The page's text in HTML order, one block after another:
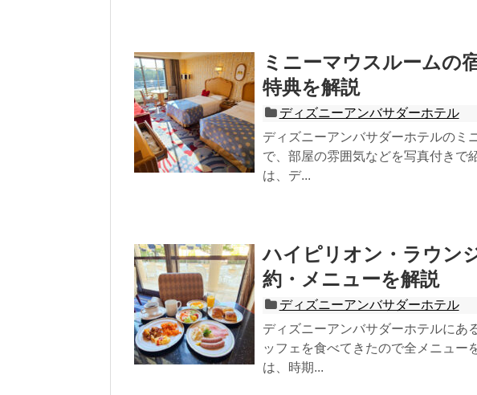
ミニーマウスルームの
特典を解説
ディズニーアンバサダーホテル
ディズニーアンバサダーホテルのミ
で、部屋の雰囲気などを写真付きで
は、デ...
ハイピリオン・ラウン
約・メニューを解説
ディズニーアンバサダーホテル
ディズニーアンバサダーホテルにあ
ッフェを食べてきたので全メニュー
は、時期...